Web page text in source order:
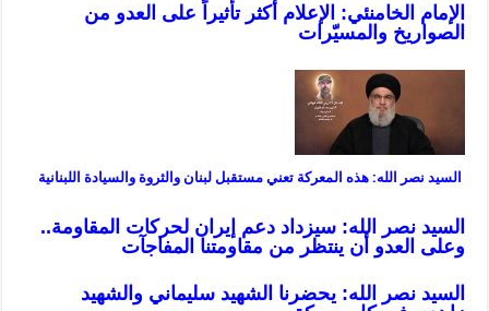
الإمام الخامنئي: الإعلام أكثر تأثيراً على العدو من
الصواريخ والمسيّرات
السيد نصر الله: هذه المعركة تعني مستقبل لبنان والثروة والسيادة اللبنانية
السيد نصر الله: سيزداد دعم إيران لحركات المقاومة..
وعلى العدو أن ينتظر من مقاومتنا المفاجآت
السيد نصر الله: يحضرنا الشهيد سليماني والشهيد